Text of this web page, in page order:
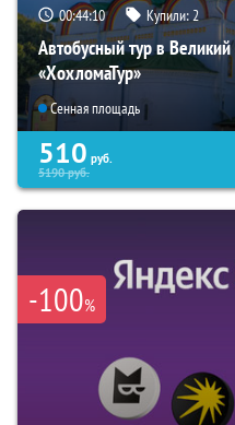
00:44:09 Купили:2
Автобусный тур в
«ХохломаТур»
Сенная площадь
510 руб.
5190руб.
-100%